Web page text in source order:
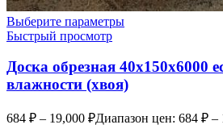
Выберите параметры
Быстрый просмотр
Доска обрезная 40х150х6000
влажности (хвоя)
684 ₽ – 19,000 ₽Диапазон цен: 684 ₽ –